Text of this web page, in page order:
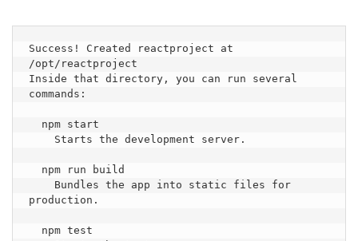
Success! Created reactproject at
/opt/reactproject
Inside that directory, you can run several
commands:
production.